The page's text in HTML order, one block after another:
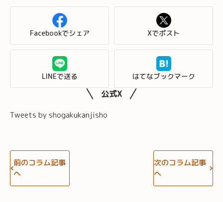
Facebookでシェア Xでポスト
LINEで送る はてなブックマーク
公式X
Tweets by shogakukanjisho
前のコラム記事
へ
次のコラム記事
へ